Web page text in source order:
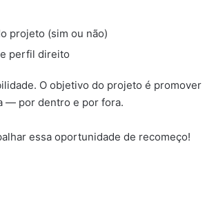
projeto (sim ou não)
perfil direito
O objetivo do projeto é promover
— por dentro e por fora.
essa oportunidade de recomeço!